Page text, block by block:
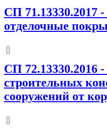
СП 71.13330.2017 -
отделочные
СП 72.13330.2016 -
строительных
сооружений от